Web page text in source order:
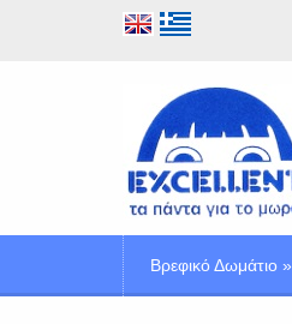
Βρεφικό Δωμάτιο»